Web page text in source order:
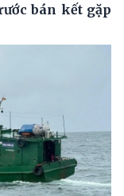
bán kết gặp